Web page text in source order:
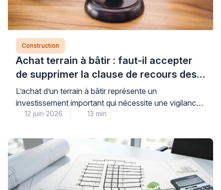
Construction
Achat terrain à bâtir : faut-il accepter
de supprimer la clause de recours des
tiers ?
L’achat d’un terrain à bâtir représente un
investissement important qui nécessite une vigilance
particulière lors de la signature du compromis de
recours des tiers. La réponse est claire : les
professionnels du droit de l’urbanisme déconseillent
fortement de supprimer cette clause protectrice,
même sous la pression du […]
12 juin 2026 13 min